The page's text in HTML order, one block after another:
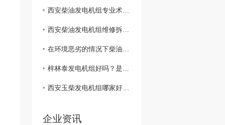
西安柴油发电机组专业术语有哪些
西安柴油发电机组维修拆机前准备工作
在环境恶劣的情况下柴油发电机该如何维护
梓林泰发电机组好吗？是的，优点有很多
西安玉柴发电机组哪家好？购买玉柴发电机组要注意什么？
企业资讯